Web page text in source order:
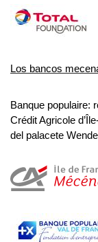
Los bancos
Banque populaire:
Crédit Agricole
del palacete